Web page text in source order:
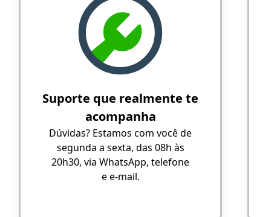
Suporte que realmente te
acompanha
Dúvidas? Estamos com você de
segunda a sexta, das 08h às
20h30, via WhatsApp, telefone
e e-mail.